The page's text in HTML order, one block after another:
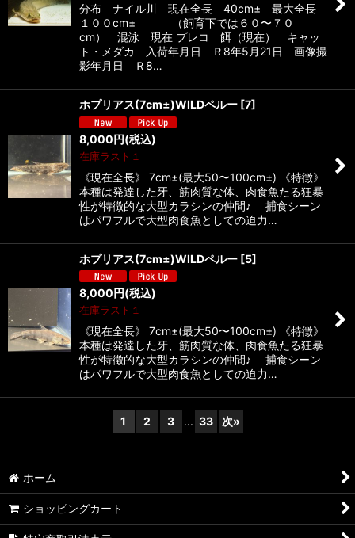
分布 ナイル川 現在全長 40cm± 最大全長
１００cm± （飼育下では６０〜７０
cm） 混泳 現在 プレコ 餌（現在） キャッ
ト・メダカ 入荷年月日 Ｒ8年5月21日 画像撮
影年月日 Ｒ8…
ホプリアス(7cm±)WILDペルー [7]
8,000円(税込)
在庫ラスト１
《現在全長》 7cm±(最大50〜100cm±) 《特徴》
本種は発達した牙、筋肉質な体、肉食魚たる狂暴
性が特徴的な大型カラシンの仲間♪ 捕食シーン
はパワフルで大型肉食魚としての迫力…
ホプリアス(7cm±)WILDペルー [5]
8,000円(税込)
在庫ラスト１
《現在全長》 7cm±(最大50〜100cm±) 《特徴》
本種は発達した牙、筋肉質な体、肉食魚たる狂暴
性が特徴的な大型カラシンの仲間♪ 捕食シーン
はパワフルで大型肉食魚としての迫力…
1 2 3 ... 33 次»
ホーム
ショッピングカート